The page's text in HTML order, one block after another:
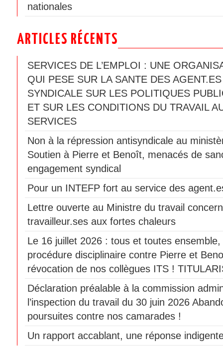
nationales
ARTICLES RÉCENTS
SERVICES DE L’EMPLOI : UNE
QUI PESE SUR LA SANTE DES
SYNDICALE SUR LES POLITIQUES
ET SUR LES CONDITIONS DU TRAVAIL
SERVICES
Non à la répression antisyndicale au
Soutien à Pierre et Benoît, menacés de
engagement syndical
Pour un INTEFP fort au service des
Lettre ouverte au Ministre du travail
travailleur.ses aux fortes chaleurs
Le 16 juillet 2026 : tous et toutes
procédure disciplinaire contre Pierre et
révocation de nos collègues ITS !
Déclaration préalable à la commission
l’inspection du travail du 30 juin 2026
poursuites contre nos camarades !
Un rapport accablant, une réponse